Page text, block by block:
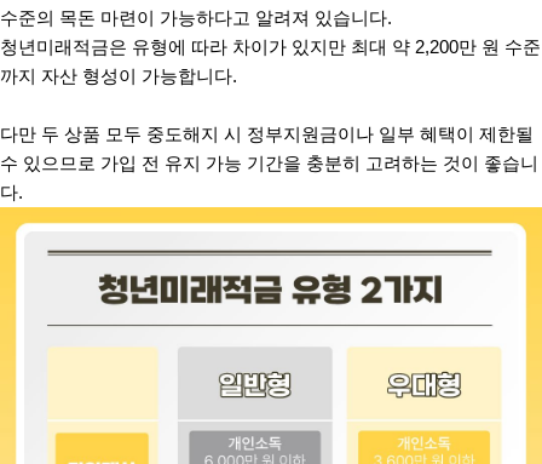
수준의 목돈 마련이 가능하다고 알려져 있습니다.
청년미래적금은 유형에 따라 차이가 있지만 최대 약 2,200만 원 수준
까지 자산 형성이 가능합니다.
다만 두 상품 모두 중도해지 시 정부지원금이나 일부 혜택이 제한될
수 있으므로 가입 전 유지 가능 기간을 충분히 고려하는 것이 좋습니
다.